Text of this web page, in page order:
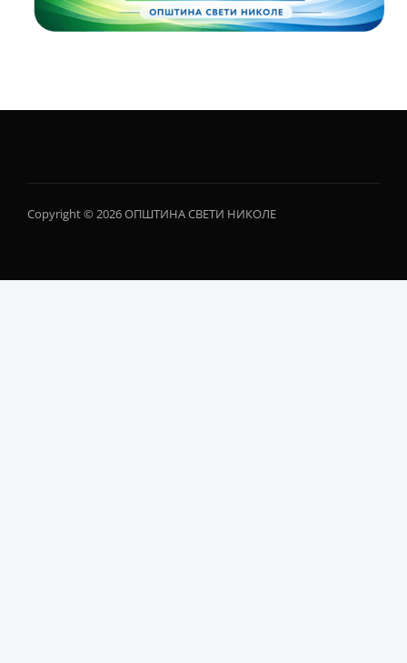
Copyright © 2026 ОПШТИНА СВЕТИ НИКОЛЕ